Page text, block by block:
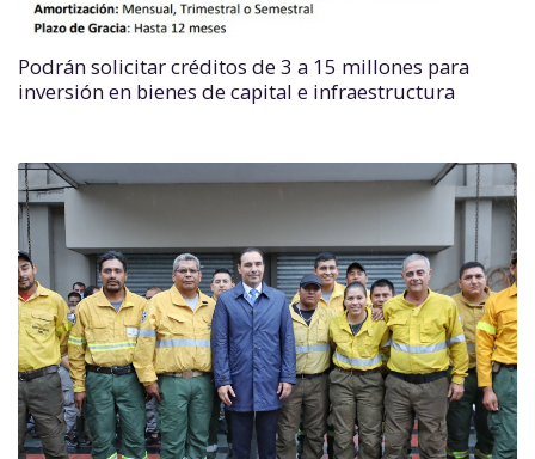
Podrán solicitar créditos de 3 a 15 millones para
inversión en bienes de capital e infraestructura